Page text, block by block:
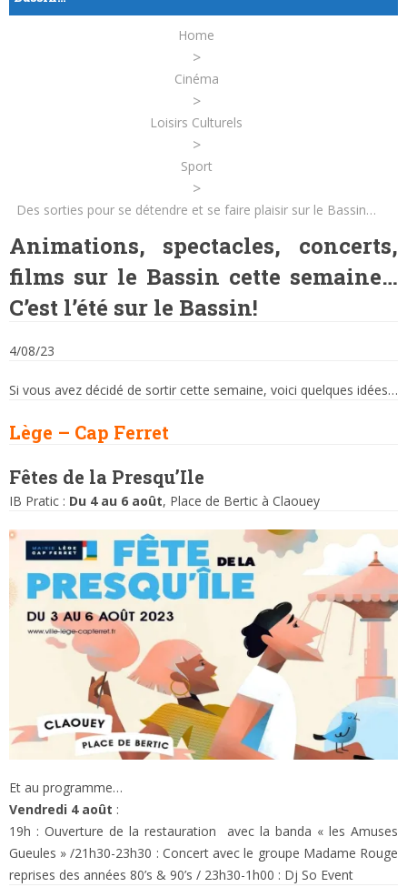
Home
>
Cinéma
>
Loisirs Culturels
>
Sport
>
Des sorties pour se détendre et se faire plaisir sur le Bassin…
Animations, spectacles, concerts,
films sur le Bassin cette semaine…
C’est l’été sur le Bassin!
4/08/23
Si vous avez décidé de sortir cette semaine, voici quelques idées…
Lège – Cap Ferret
Fêtes de la Presqu’Ile
IB Pratic : Du 4 au 6 août, Place de Bertic à Claouey
Et au programme…
Vendredi 4 août :
19h : Ouverture de la restauration avec la banda « les Amuses
Gueules » /21h30-23h30 : Concert avec le groupe Madame Rouge
reprises des années 80’s & 90’s / 23h30-1h00 : Dj So Event